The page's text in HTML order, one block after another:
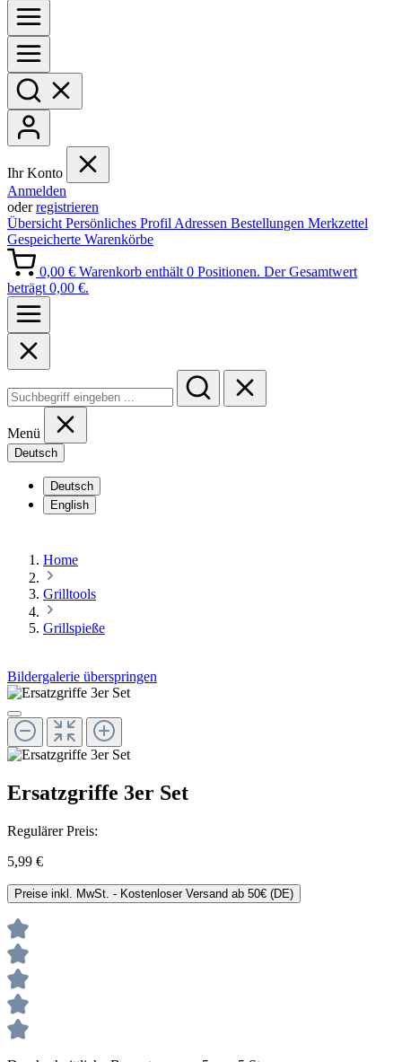
Ihr Konto
Anmelden
oderregistrieren
Übersicht Persönliches Profil Adressen Bestellungen Merkzettel
Gespeicherte Warenkörbe
0,00 € Warenkorb enthält 0 Positionen. Der Gesamtwert
beträgt 0,00 €.
Menü
Deutsch
Deutsch
English
Home
Grilltools
Grillspieße
Bildergalerie überspringen
Ersatzgriffe 3er Set
Regulärer Preis:
5,99 €
Preise inkl. MwSt. - Kostenloser Versand ab 50€ (DE)